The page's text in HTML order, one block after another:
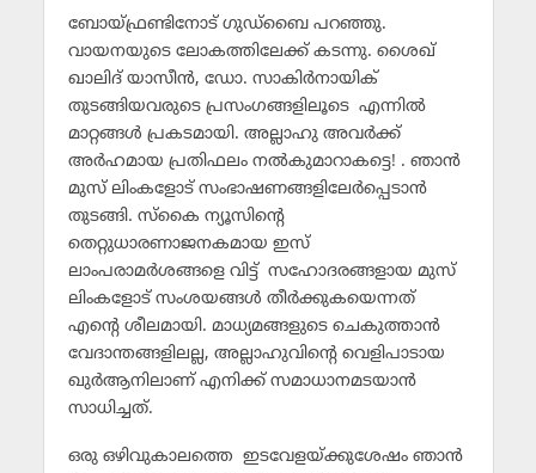
ബോയ്ഫ്രണ്ടിനോട് ഗുഡ്‌ബൈ പറഞ്ഞു.
വായനയുടെ ലോകത്തിലേക്ക് കടന്നു. ശൈഖ്
ഖാലിദ് യാസീന്‍, ഡോ. സാകിര്‍നായിക്
തുടങ്ങിയവരുടെ പ്രസംഗങ്ങളിലൂടെ എന്നില്‍
മാറ്റങ്ങള്‍ പ്രകടമായി. അല്ലാഹു അവര്‍ക്ക്
അര്‍ഹമായ പ്രതിഫലം നല്‍കുമാറാകട്ടെ! . ഞാന്‍
മുസ് ലിംകളോട് സംഭാഷണങ്ങളിലേര്‍പ്പെടാന്‍
തുടങ്ങി. സ്‌കൈ ന്യൂസിന്റെ
തെറ്റുധാരണാജനകമായ ഇസ്
ലാംപരാമര്‍ശങ്ങളെ വിട്ട് സഹോദരങ്ങളായ മുസ്
ലിംകളോട് സംശയങ്ങള്‍ തീര്‍ക്കുകയെന്നത്
എന്റെ ശീലമായി. മാധ്യമങ്ങളുടെ ചെകുത്താന്‍
വേദാന്തങ്ങളിലല്ല, അല്ലാഹുവിന്റെ വെളിപാടായ
ഖുര്‍ആനിലാണ് എനിക്ക് സമാധാനമടയാന്‍
സാധിച്ചത്.
ഒരു ഒഴിവുകാലത്തെ ഇടവേളയ്ക്കുശേഷം ഞാന്‍